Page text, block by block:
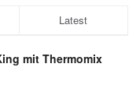
Latest
mit Thermomix